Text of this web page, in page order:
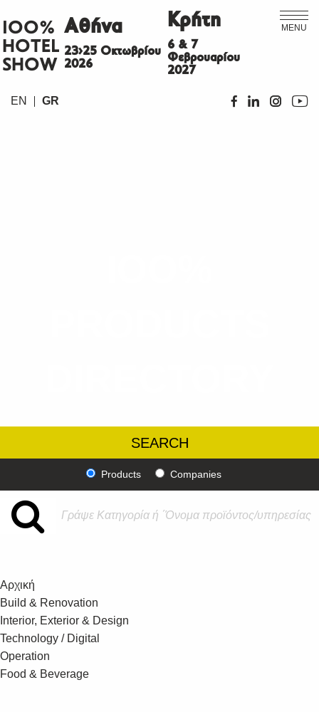
MENU
ΙΟΟ%
HOTEL
SHOW
Αθήνα
23>25 Οκτωβρίου
2026
Κρήτη
6 & 7
Φεβρουαρίου
2027
EN GR
Products Companies
Αρχική
Build & Renovation
Interior, Exterior & Design
Technology / Digital
Operation
Food & Beverage